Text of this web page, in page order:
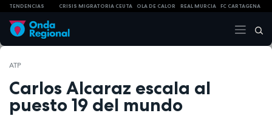
TENDENCIAS CRISIS MIGRATORIA CEUTA OLA DE CALOR REAL MURCIA FC CARTAGENA
ATP
Carlos Alcaraz escala al
puesto 19 del mundo